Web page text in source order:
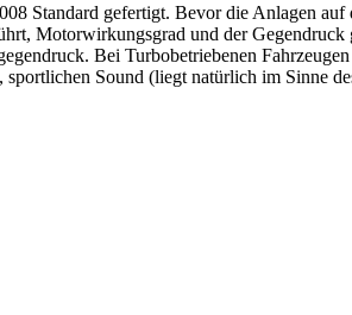
Standard gefertigt. Bevor die Anlagen
Motorwirkungsgrad und der Gegendruck
Bei Turbobetriebenen
Sound (liegt natürlich im Sinne